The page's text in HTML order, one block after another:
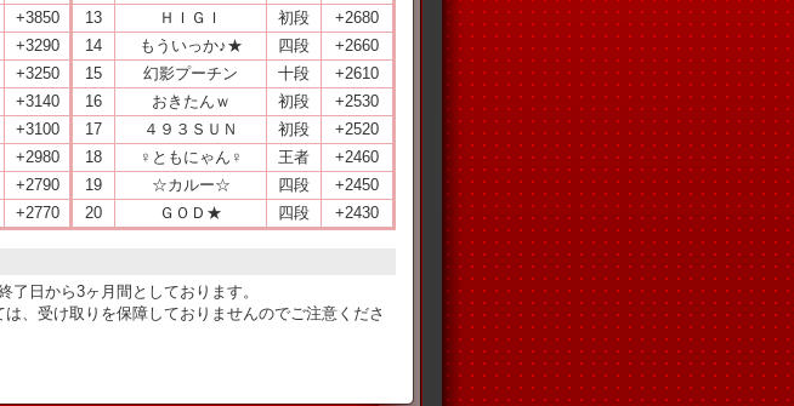
+3850
+3290
+3250
+3140
+3100
+2980
+2790
+2770
13
ＨＩＧＩ 初段
+2680
14
もういっか♪★ 四段
+2660
15
幻影プーチン 十段
+2610
16
おきたんｗ 初段
+2530
17
４９３ＳＵＮ 初段
+2520
18
♀ともにゃん♀ 王者
+2460
19
☆カルー☆ 四段
+2450
20
ＧＯＤ★ 四段 +2430
了日から3ヶ月間としております。
、受け取りを保障しておりませんのでご注意くださ